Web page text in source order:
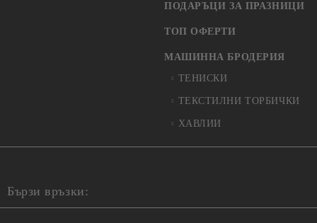
ПОДАРЪЦИ ЗА ПРАЗНИЦИ
ТОП ОФЕРТИ
МАШИННА БРОДЕРИЯ
ТЕНИСКИ
ТЕКСТИЛНИ ТОРБИЧКИ
ХАВЛИИ
Бързи връзки: